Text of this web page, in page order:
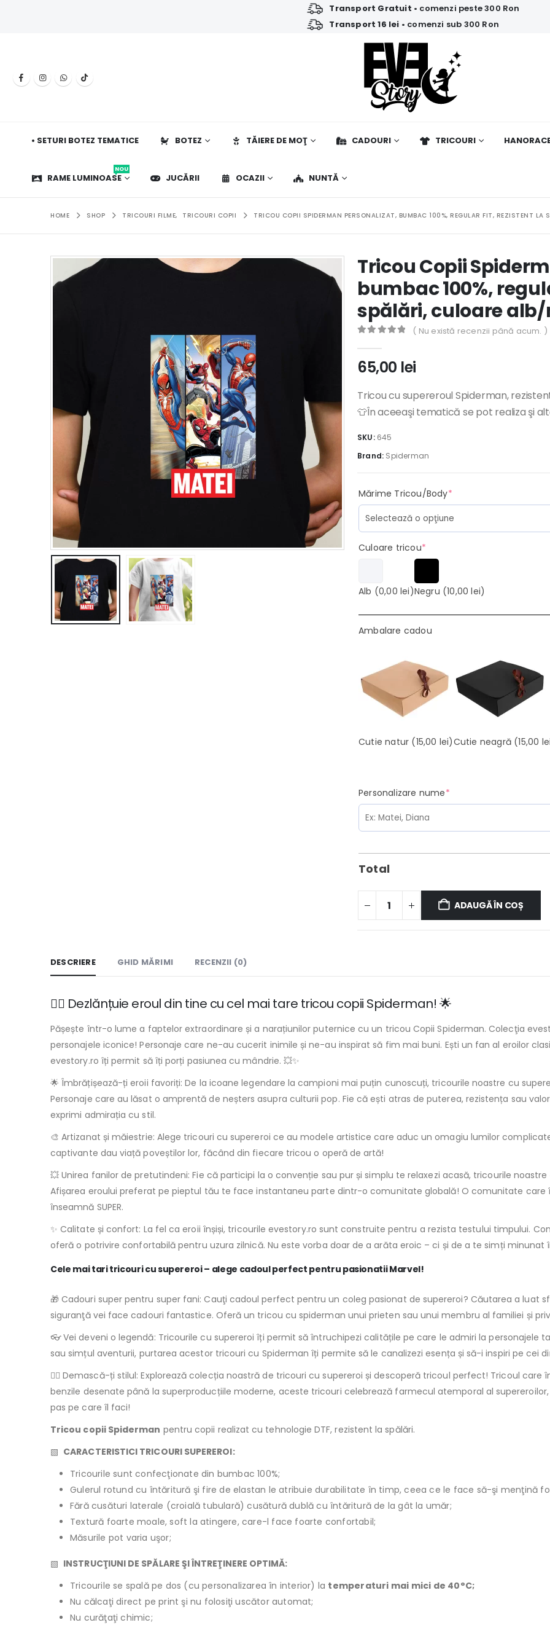
Transport Gratuit • comenzi peste 300 Ron
Transport 16 lei • comenzi sub 300 Ron
• SETURI BOTEZ TEMATICE BOTEZ TĂIERE DE MOŢ CADOURI TRICOURI
RAME LUMINOASE
NOU
JUCĂRII OCAZII NUNTĂ
HOME SHOP TRICOURI FILME, TRICOURI COPII TRICOU COPII SPIDERMAN PERSONALIZAT, BUMBAC 100%, REGULAR FIT, REZISTENT LA
Tricou Copii
bumbac 100%,
spălări, culoare
( Nu există recenzii până acum. )
65,00 lei
Tricou cu supereroul Spiderman,
👕În aceeaşi tematică se pot realiza şi
SKU: 645
Brand: Spiderman
Mărime Tricou/Body*(required)
Culoare tricou*(required)
Alb (0,00 lei)Negru (10,00 lei)
Ambalare cadou
Cutie natur (15,00 lei)Cutie neagră (15,00
Personalizare nume*(required)
Total
ADAUGĂ ÎN COȘ
DESCRIERE GHID MĂRIMI RECENZII (0)
🦸‍♂️ Dezlănțuie eroul din tine cu cel mai tare tricou copii Spiderman! 🌟
Pășește într-o lume a faptelor extraordinare și a narațiunilor puternice cu un tricou Copii Spiderman. Colecţia
personajele iconice! Personaje care ne-au cucerit inimile și ne-au inspirat să fim mai buni. Ești un fan al eroilor
evestory.ro îți permit să îți porți pasiunea cu mândrie. 💥✨
🌟 Îmbrățișează-ți eroii favoriți: De la icoane legendare la campioni mai puțin cunoscuți, tricourile noastre cu
Personaje care au lăsat o amprentă de neșters asupra culturii pop. Fie că ești atras de puterea, rezistența sau
exprimi admirația cu stil.
🎨 Artizanat și măiestrie: Alege tricouri cu supereroi ce au modele artistice care aduc un omagiu lumilor
captivante dau viață poveștilor lor, făcând din fiecare tricou o operă de artă!
💥 Unirea fanilor de pretutindeni: Fie că participi la o convenție sau pur și simplu te relaxezi acasă, tricourile
Afișarea eroului preferat pe pieptul tău te face instantaneu parte dintr-o comunitate globală! O comunitate
înseamnă SUPER.
✨ Calitate și confort: La fel ca eroii înșiși, tricourile evestory.ro sunt construite pentru a rezista testului timpului.
oferă o potrivire confortabilă pentru uzura zilnică. Nu este vorba doar de a arăta eroic – ci și de a te simți
Cele mai tari tricouri cu supereroi – alege cadoul perfect pentru pasionatii Marvel!
🎁 Cadouri super pentru super fani: Cauţi cadoul perfect pentru un coleg pasionat de supereroi? Căutarea a luat
siguranţă vei face cadouri fantastice. Oferă un tricou cu spiderman unui prieten sau unui membru al familiei și
👓 Vei deveni o legendă: Tricourile cu supereroi îți permit să întruchipezi calitățile pe care le admiri la personajele
sau simțul aventurii, purtarea acestor tricouri cu Spiderman îți permite să le canalizezi esența și să-i inspiri pe cei
🦸‍♀️ Demască-ți stilul: Explorează colecția noastră de tricouri cu supereroi și descoperă tricoul perfect! Tricoul care
benzile desenate până la superproducțiile moderne, aceste tricouri celebrează farmecul atemporal al
pas pe care îl faci!
Tricou copii Spiderman pentru copii realizat cu tehnologie DTF, rezistent la spălări.
▧ CARACTERISTICI TRICOURI SUPEREROI:
Tricourile sunt confecţionate din bumbac 100%;
Gulerul rotund cu întăritură şi fire de elastan le atribuie durabilitate în timp, ceea ce le face să-şi menţină
Fără cusături laterale (croială tubulară) cusătură dublă cu întăritură de la gât la umăr;
Textură foarte moale, soft la atingere, care-l face foarte confortabil;
Măsurile pot varia uşor;
▧ INSTRUCŢIUNI DE SPĂLARE ŞI ÎNTREŢINERE OPTIMĂ:
Tricourile se spală pe dos (cu personalizarea în interior) la temperaturi mai mici de 40°C;
Nu călcaţi direct pe print şi nu folosiţi uscător automat;
Nu curăţaţi chimic;